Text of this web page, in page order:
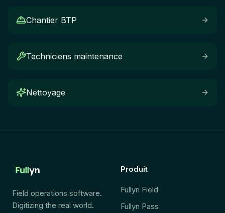
Chantier BTP
Techniciens maintenance
Nettoyage
Field operations software.
Digitizing the real world.
Produit
Fullyn Field
Fullyn Pass